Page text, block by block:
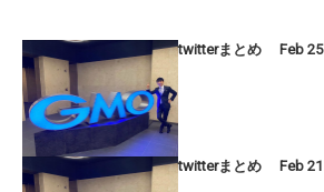
twitterまとめ Feb 25
twitterまとめ Feb 21